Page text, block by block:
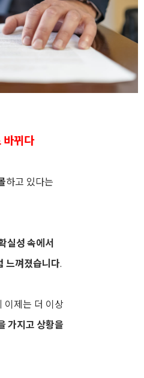
바뀌다
하고 있다는
실성 속에서
느껴졌습니다.
이제는 더 이상
가지고 상황을